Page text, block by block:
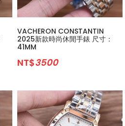
VACHERON CONSTANTIN
2025新款時尚休閒手錶 尺寸：
41MM
NT$3500